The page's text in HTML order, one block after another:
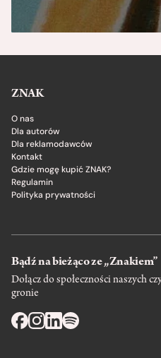
ZNAK
O nas
Dla autorów
Dla reklamodawców
Kontakt
Gdzie mogę kupić ZNAK?
Regulamin
Polityka prywatności
Bądź na bieżąco ze „Znakiem”
Dołącz do społeczności naszych
gronie